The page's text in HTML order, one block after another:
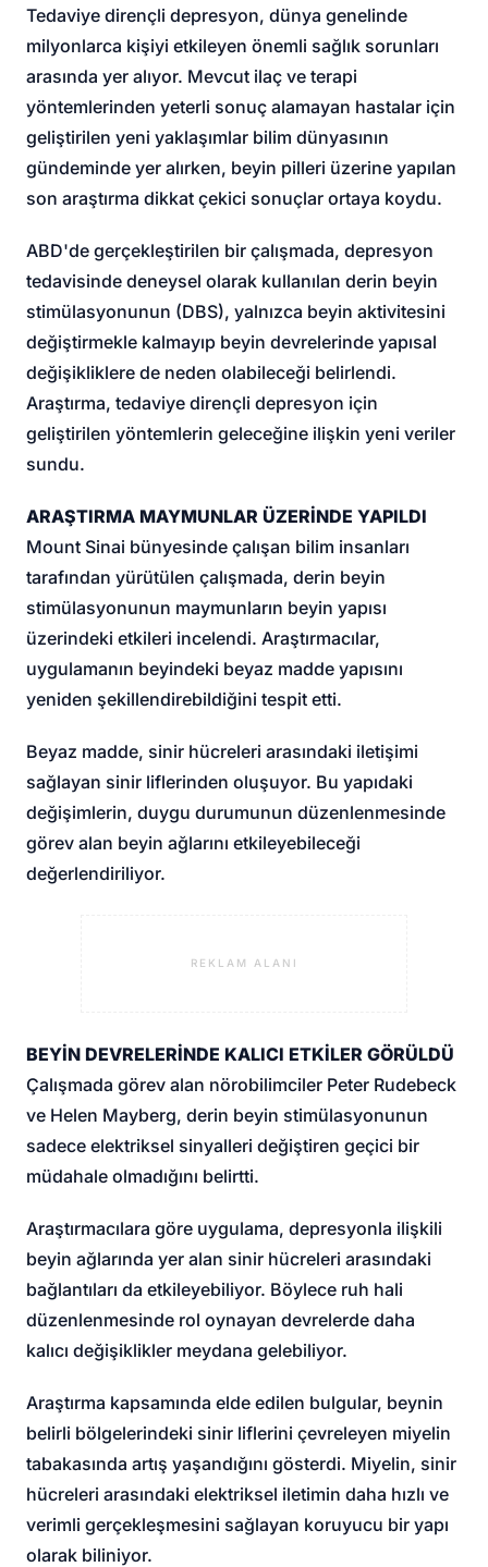
Tedaviye dirençli depresyon, dünya genelinde
milyonlarca kişiyi etkileyen önemli sağlık sorunları
arasında yer alıyor. Mevcut ilaç ve terapi
yöntemlerinden yeterli sonuç alamayan hastalar için
geliştirilen yeni yaklaşımlar bilim dünyasının
gündeminde yer alırken, beyin pilleri üzerine yapılan
son araştırma dikkat çekici sonuçlar ortaya koydu.
ABD'de gerçekleştirilen bir çalışmada, depresyon
tedavisinde deneysel olarak kullanılan derin beyin
stimülasyonunun (DBS), yalnızca beyin aktivitesini
değiştirmekle kalmayıp beyin devrelerinde yapısal
değişikliklere de neden olabileceği belirlendi.
Araştırma, tedaviye dirençli depresyon için
geliştirilen yöntemlerin geleceğine ilişkin yeni veriler
sundu.
ARAŞTIRMA MAYMUNLAR ÜZERİNDE YAPILDI
Mount Sinai bünyesinde çalışan bilim insanları
tarafından yürütülen çalışmada, derin beyin
stimülasyonunun maymunların beyin yapısı
üzerindeki etkileri incelendi. Araştırmacılar,
uygulamanın beyindeki beyaz madde yapısını
yeniden şekillendirebildiğini tespit etti.
Beyaz madde, sinir hücreleri arasındaki iletişimi
sağlayan sinir liflerinden oluşuyor. Bu yapıdaki
değişimlerin, duygu durumunun düzenlenmesinde
görev alan beyin ağlarını etkileyebileceği
değerlendiriliyor.
REKLAM ALANI
BEYİN DEVRELERİNDE KALICI ETKİLER GÖRÜLDÜ
Çalışmada görev alan nörobilimciler Peter Rudebeck
ve Helen Mayberg, derin beyin stimülasyonunun
sadece elektriksel sinyalleri değiştiren geçici bir
müdahale olmadığını belirtti.
Araştırmacılara göre uygulama, depresyonla ilişkili
beyin ağlarında yer alan sinir hücreleri arasındaki
bağlantıları da etkileyebiliyor. Böylece ruh hali
düzenlenmesinde rol oynayan devrelerde daha
kalıcı değişiklikler meydana gelebiliyor.
Araştırma kapsamında elde edilen bulgular, beynin
belirli bölgelerindeki sinir liflerini çevreleyen miyelin
tabakasında artış yaşandığını gösterdi. Miyelin, sinir
hücreleri arasındaki elektriksel iletimin daha hızlı ve
verimli gerçekleşmesini sağlayan koruyucu bir yapı
olarak biliniyor.